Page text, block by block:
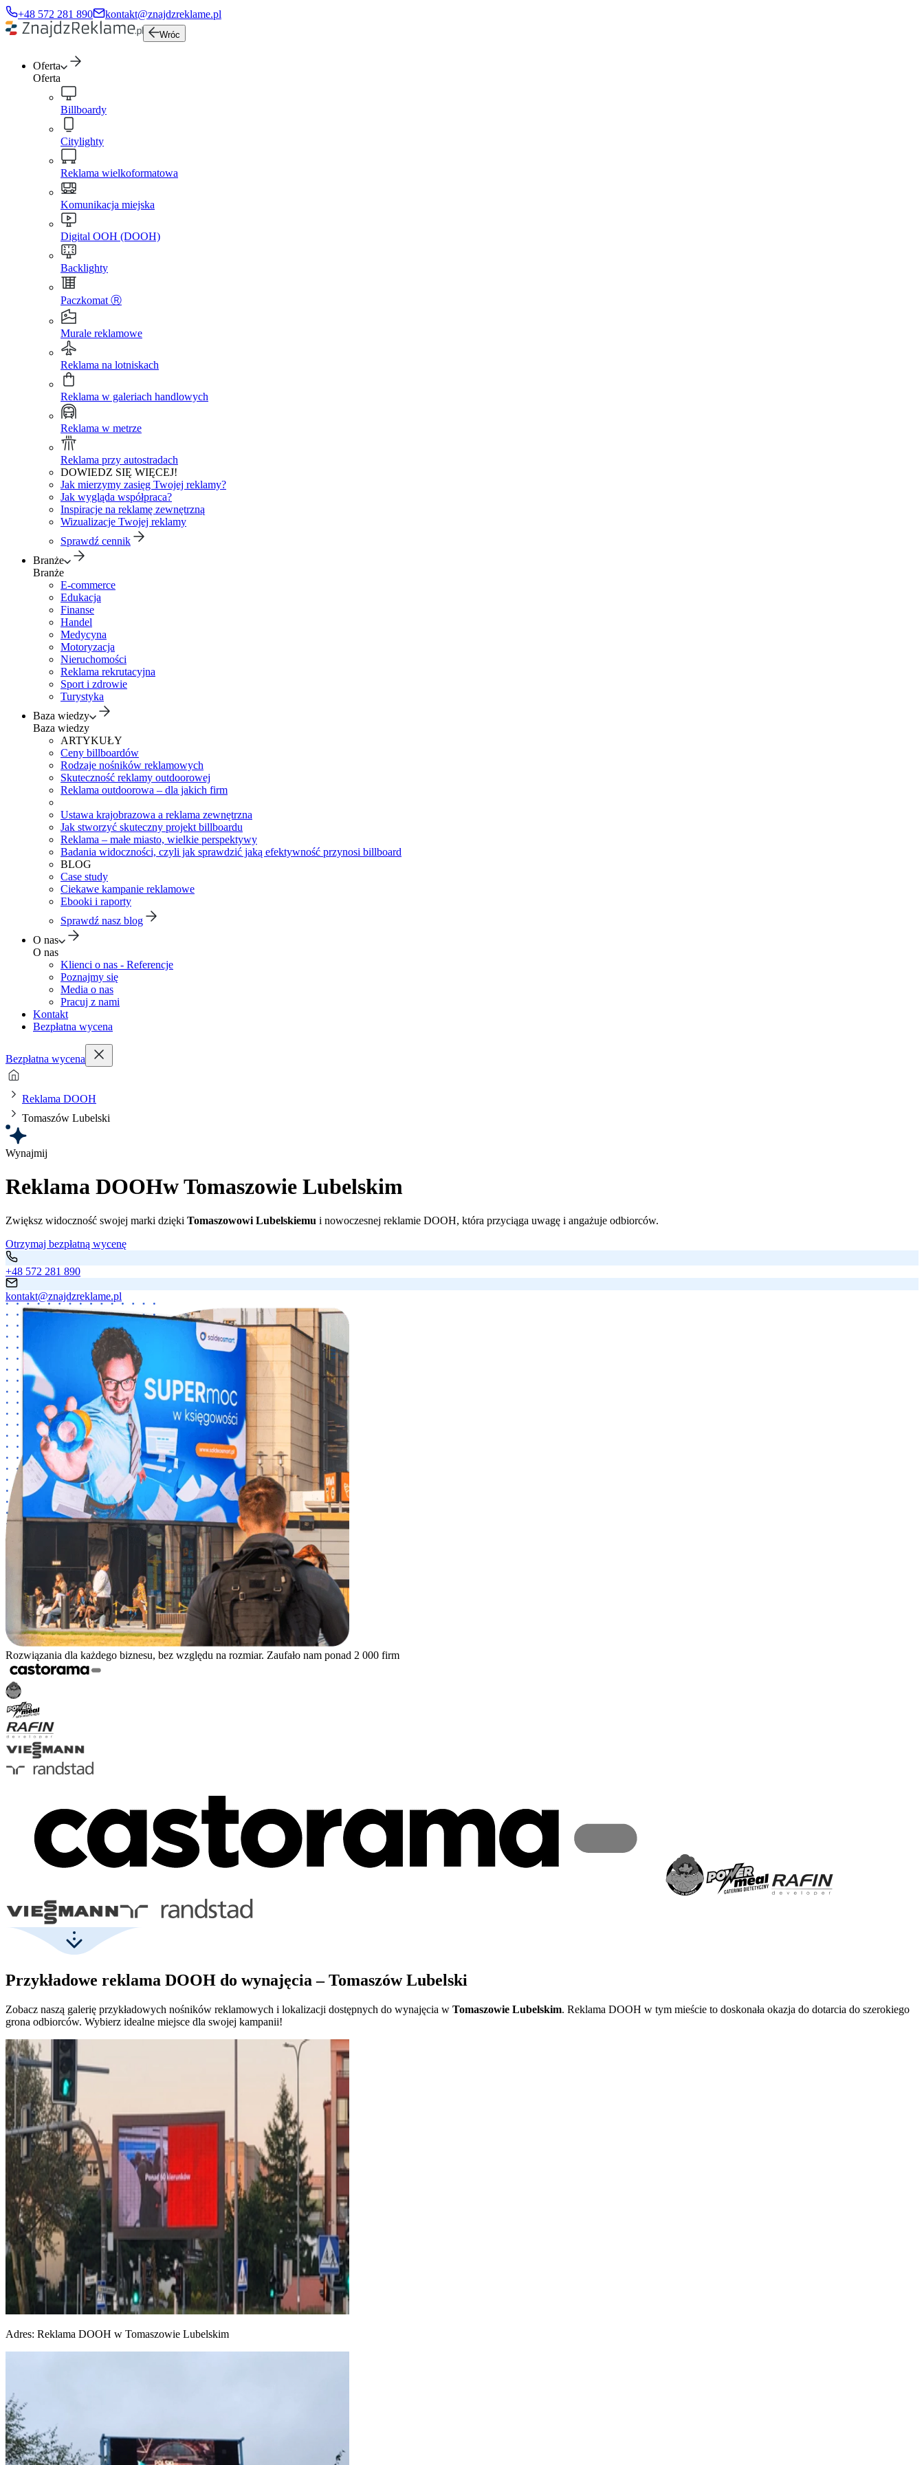
+48 572 281 890 kontakt@znajdzreklame.pl
Wróc
Oferta
Oferta
Billboardy
Citylighty
Reklama wielkoformatowa
Komunikacja miejska
Digital OOH (DOOH)
Backlighty
Paczkomat Ⓡ
Murale reklamowe
Reklama na lotniskach
Reklama w galeriach handlowych
Reklama w metrze
Reklama przy autostradach
DOWIEDZ SIĘ WIĘCEJ!
Jak mierzymy zasięg Twojej reklamy?
Jak wygląda współpraca?
Inspiracje na reklamę zewnętrzną
Wizualizacje Twojej reklamy
Sprawdź cennik
Branże
Branże
E-commerce
Edukacja
Finanse
Handel
Medycyna
Motoryzacja
Nieruchomości
Reklama rekrutacyjna
Sport i zdrowie
Turystyka
Baza wiedzy
Baza wiedzy
ARTYKUŁY
Ceny billboardów
Rodzaje nośników reklamowych
Skuteczność reklamy outdoorowej
Reklama outdoorowa – dla jakich firm
Ustawa krajobrazowa a reklama zewnętrzna
Jak stworzyć skuteczny projekt billboardu
Reklama – małe miasto, wielkie perspektywy
Badania widoczności, czyli jak sprawdzić jaką efektywność przynosi billboard
BLOG
Case study
Ciekawe kampanie reklamowe
Ebooki i raporty
Sprawdź nasz blog
O nas
O nas
Klienci o nas - Referencje
Poznajmy się
Media o nas
Pracuj z nami
Kontakt
Bezpłatna wycena
Bezpłatna wycena
Reklama DOOH
Tomaszów Lubelski
Wynajmij
Reklama DOOHw Tomaszowie Lubelskim
Zwiększ widoczność swojej marki dzięki Tomaszowowi Lubelskiemu i nowoczesnej reklamie DOOH, która przyciąga uwagę i angażuje odbiorców.
Otrzymaj bezpłatną wycenę
+48 572 281 890
kontakt@znajdzreklame.pl
Rozwiązania dla każdego biznesu, bez względu na rozmiar. Zaufało nam ponad 2 000 firm
Przykładowe reklama DOOH do wynajęcia – Tomaszów Lubelski
Zobacz naszą galerię przykładowych nośników reklamowych i lokalizacji dostępnych do wynajęcia w Tomaszowie Lubelskim. Reklama DOOH w tym mieście to doskonała okazja do dotarcia do szerokiego
grona odbiorców. Wybierz idealne miejsce dla swojej kampanii!
Adres: Reklama DOOH w Tomaszowie Lubelskim